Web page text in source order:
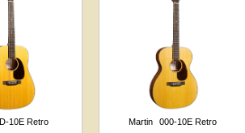
D-10E Retro Martin 000-10E Retro